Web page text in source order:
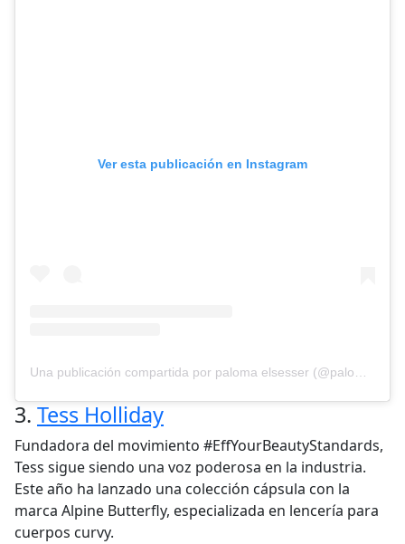
Ver esta publicación en Instagram
Una publicación compartida por paloma elsesser (@palomija)
3. Tess Holliday
Fundadora del movimiento #EffYourBeautyStandards,
Tess sigue siendo una voz poderosa en la industria.
Este año ha lanzado una colección cápsula con la
marca Alpine Butterfly, especializada en lencería para
cuerpos curvy.